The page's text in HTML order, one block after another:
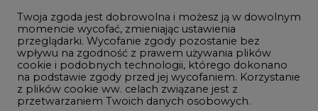
Atom
Fotowoltaika
Offshore wind
Twoja zgoda jest dobrowolna i możesz ją w dowolnym
momencie wycofać, zmieniając ustawienia
przeglądarki. Wycofanie zgody pozostanie bez
wpływu na zgodność z prawem używania plików
cookie i podobnych technologii, którego dokonano
na podstawie zgody przed jej wycofaniem. Korzystanie
z plików cookie ww. celach związane jest z
przetwarzaniem Twoich danych osobowych.